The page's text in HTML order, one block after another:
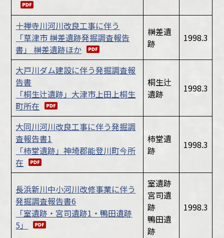
十禅寺川河川改良工事に伴う
「草津市 榊差遺跡発掘調査報告
書」 榊差遺跡ほか
榊差遺
跡
1998.3
大戸川ダム建設に伴う発掘調査報
告書
「桐生辻遺跡」大津市上田上桐生
町所在
桐生辻
遺跡
1998.3
大同川河川改良工事に伴う発掘調
査報告書1
「柿堂遺跡」神埼郡能登川町今所
在
柿堂遺
跡
1998.3
長浜新川中小河川改修事業に伴う
発掘調査報告書6
「室遺跡・宮司遺跡1・鴨田遺跡
5」
室遺跡
宮司遺
跡
鴨田遺
跡
1998.3